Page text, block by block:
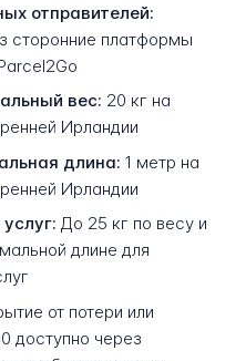
отправителей:
сторонние платформы
вес: 20 кг на
Ирландии
длина: 1 метр на
Ирландии
До 25 кг по весу и
длине для
от потери или
доступно через